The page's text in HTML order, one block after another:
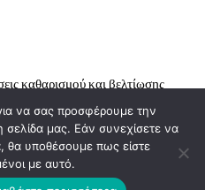
καθαρισμού και βελτίωσης
να σας προσφέρουμε την
σελίδα μας. Εάν συνεχίσετε να
θα υποθέσουμε πως είστε
με αυτό.